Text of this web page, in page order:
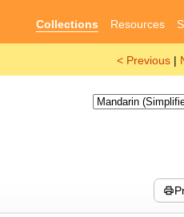
Collections Resources
< Previous |